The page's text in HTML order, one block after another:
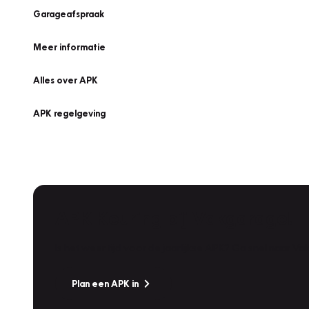
Garageafspraak
Meer informatie
Alles over APK
APK regelgeving
Plan een APK in